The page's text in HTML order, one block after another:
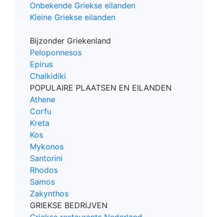
Onbekende Griekse eilanden
Kleine Griekse eilanden
Bijzonder Griekenland
Peloponnesos
Epirus
Chalkidiki
POPULAIRE PLAATSEN EN EILANDEN
Athene
Corfu
Kreta
Kos
Mykonos
Santorini
Rhodos
Samos
Zakynthos
GRIEKSE BEDRIJVEN